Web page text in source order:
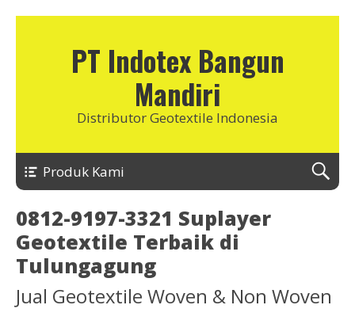
PT Indotex Bangun
Mandiri
Distributor Geotextile Indonesia
Produk Kami
0812-9197-3321 Suplayer
Geotextile Terbaik di
Tulungagung
Jual Geotextile Woven & Non Woven